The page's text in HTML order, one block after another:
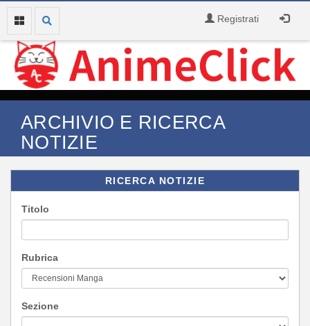
Registrati
ARCHIVIO E RICERCA
NOTIZIE
RICERCA NOTIZIE
Titolo
Rubrica
Sezione